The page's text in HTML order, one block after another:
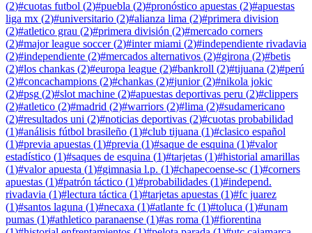
(2)#cuotas futbol (2)#puebla (2)#pronóstico apuestas (2)#apuestas
liga mx (2)#universitario (2)#alianza lima (2)#primera division
(2)#atletico grau (2)#primera división (2)#mercado corners
(2)#major league soccer(2)#inter miami (2)#independiente rivadavia
(2)#independiente (2)#mercados alternativos (2)#girona (2)#betis
(2)#los chankas (2)#europa league (2)#bankroll (2)#tijuana (2)#perú
(2)#concachampions (2)#chankas (2)#junior(2)#nikola jokic
(2)#psg (2)#slot machine (2)#apuestas deportivas peru (2)#clippers
(2)#atletico (2)#madrid (2)#warriors (2)#lima (2)#sudamericano
(2)#resultados uni (2)#noticias deportivas (2)#cuotas probabilidad
(1)#análisis fútbol brasileño (1)#club tijuana (1)#clasico español
(1)#previa apuestas (1)#previa (1)#saque de esquina (1)#valor
estadístico (1)#saques de esquina (1)#tarjetas (1)#historial amarillas
(1)#valor apuesta (1)#gimnasia l.p. (1)#chapecoense-sc (1)#corners
apuestas (1)#patrón táctico (1)#probabilidades (1)#independ.
rivadavia (1)#lectura táctica (1)#tarjetas apuestas (1)#fc juarez
(1)#santos laguna (1)#necaxa (1)#atlante fc (1)#toluca (1)#unam
pumas (1)#athletico paranaense (1)#as roma (1)#fiorentina